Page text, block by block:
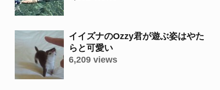
イイズナのOzzy君が遊ぶ姿はやた
らと可愛い
6,209 views